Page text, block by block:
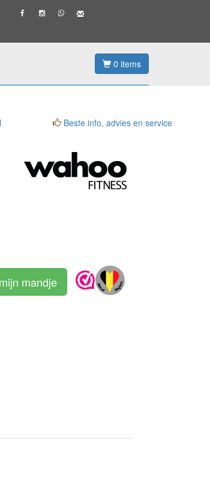
0 items
Beste info, advies en service
mandje